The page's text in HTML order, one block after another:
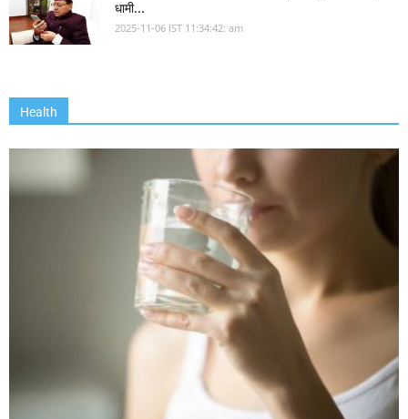
धामी...
2025-11-06 IST 11:34:42: am
Health